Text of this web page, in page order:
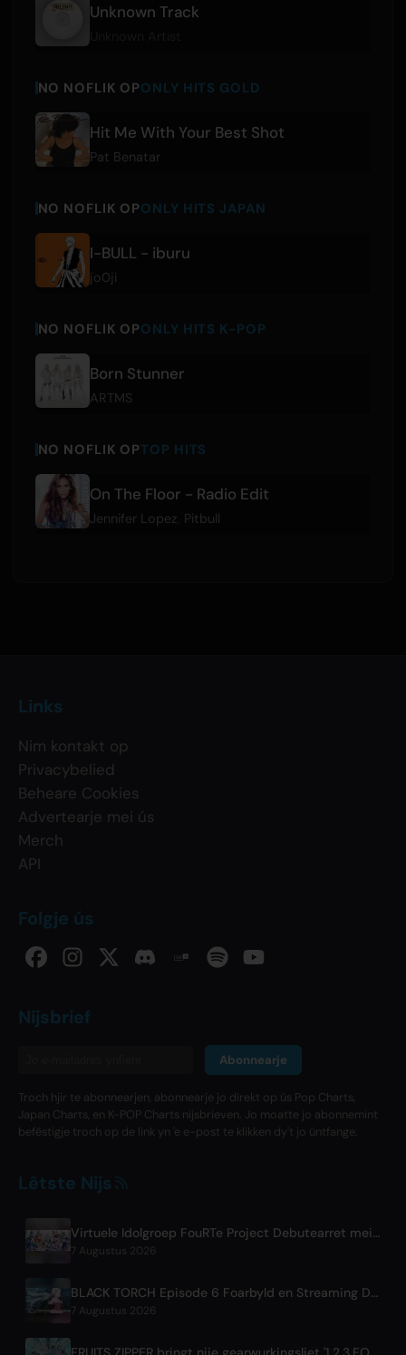
Unknown Track
NO NOFLIK OPONLY HITS GOLD
Hit Me With Your Best Shot
Pat Benatar
NO NOFLIK OPONLY HITS JAPAN
I-BULL - iburu
jo0ji
NO NOFLIK OPONLY HITS K-POP
Born Stunner
ARTMS
NO NOFLIK OPTOP HITS
On The Floor - Radio Edit
Jennifer Lopez Pitbull
Links
Nim kontakt op
Privacybelied
Beheare Cookies
Advertearje mei ús
Merch
API
Folgje ús
Nijsbrief
Abonnearje
Troch hjir te abonnearjen, abonnearje jo direkt op ús Pop Charts,
Japan Charts, en K-POP Charts nijsbrieven. Jo moatte jo abonnemint
befêstigje troch op de link yn 'e e-post te klikken dy't jo ûntfange.
Lêtste Nijs
Virtuele Idolgroep FouRTe Project Debutearret mei 'ALL IN' Album Produsearre troch m-flo's ☆Taku Takahashi
7 Augustus 2026
BLACK TORCH Episode 6 Foarbyld en Streaming Details
7 Augustus 2026